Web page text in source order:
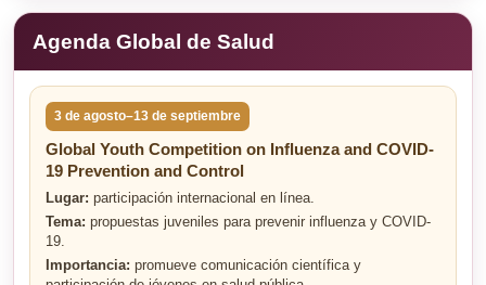
Agenda Global de Salud
3 de agosto–13 de septiembre
Global Youth Competition on Influenza and COVID-
19 Prevention and Control
Lugar: participación internacional en línea.
Tema: propuestas juveniles para prevenir influenza y COVID-
19.
Importancia: promueve comunicación científica y